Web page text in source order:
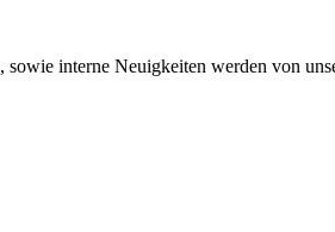
interne Neuigkeiten werden von